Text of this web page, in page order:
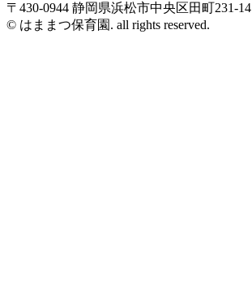
〒430-0944 静岡県浜松市中央区田町231-14
© はままつ保育園. all rights reserved.